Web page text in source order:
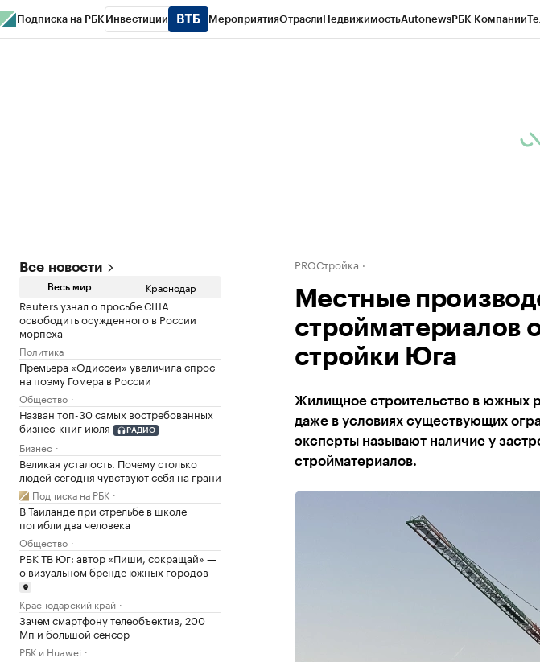
Подписка на РБК Инвестиции МероприятияОтраслиНедвижимостьAutonewsРБК Компании
Все новости
Весь мир Краснодар
Reuters узнал о просьбе США
освободить осужденного в России
морпеха
Политика
Премьера «Одиссеи» увеличила спрос
на поэму Гомера в России
Общество
Назван топ-30 самых востребованных
бизнес-книг июля
РАДИО
Бизнес
Великая усталость. Почему столько
людей сегодня чувствуют себя на грани
Подписка на РБК
В Таиланде при стрельбе в школе
погибли два человека
Общество
РБК ТВ Юг: автор «Пиши, сокращай» —
о визуальном бренде южных городов
Краснодарский край
Зачем смартфону телеобъектив, 200
Мп и большой сенсор
РБК и Huawei
PROСтройка
Местные
стройматериалов
стройки Юга
Жилищное строительство в южных
даже в условиях существующих
эксперты называют наличие у
стройматериалов.